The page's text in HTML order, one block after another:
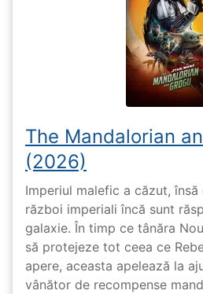
The Mandalorian
(2026)
Imperiul malefic a căzut,
război imperiali încă sunt
galaxie. În timp ce tânăra
să protejeze tot ceea ce
apere, aceasta apelează la
vânător de recompense